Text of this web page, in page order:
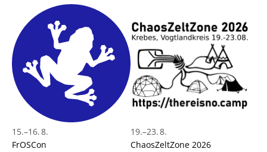
15.–16. 8.
FrOSCon
19.–23. 8.
ChaosZeltZone 2026